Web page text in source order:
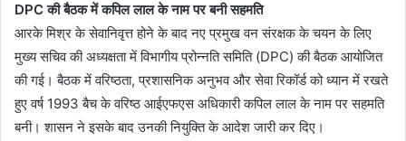
DPCकी बैठक में कपिल लाल के नाम पर बनी सहमति
आरके मिश्र के सेवानिवृत्त होने के बाद नए प्रमुख वन संरक्षक के चयन के लिए
मुख्य सचिव की अध्यक्षता में विभागीय प्रोन्नति समिति (DPC) की बैठक आयोजित
की गई। बैठक में वरिष्ठता, प्रशासनिक अनुभव और सेवा रिकॉर्ड को ध्यान में रखते
हुए वर्ष 1993 बैच के वरिष्ठ आईएफएस अधिकारी कपिल लाल के नाम पर सहमति
बनी। शासन ने इसके बाद उनकी नियुक्ति के आदेश जारी कर दिए।